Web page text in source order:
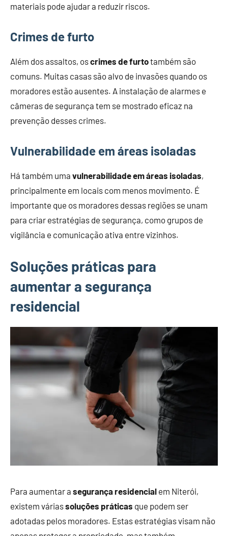
materiais pode ajudar a reduzir riscos.
Crimes de furto
Além dos assaltos, oscrimes de furtotambém são
comuns. Muitas casas são alvo de invasões quando os
moradores estão ausentes. A instalação de alarmes e
câmeras de segurança tem se mostrado eficaz na
prevenção desses crimes.
Vulnerabilidade em áreas isoladas
Há também uma vulnerabilidade em áreas isoladas,
principalmente em locais com menos movimento. É
importante que os moradores dessas regiões se unam
para criar estratégias de segurança, como grupos de
vigilância e comunicação ativa entre vizinhos.
Soluções práticas para
aumentar a segurança
residencial
Para aumentar a segurança residencial em Niterói,
existem váriassoluções práticas que podem ser
adotadas pelos moradores. Estas estratégias visam não